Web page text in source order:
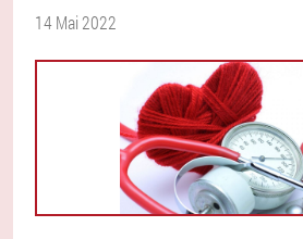
14 Mai 2022